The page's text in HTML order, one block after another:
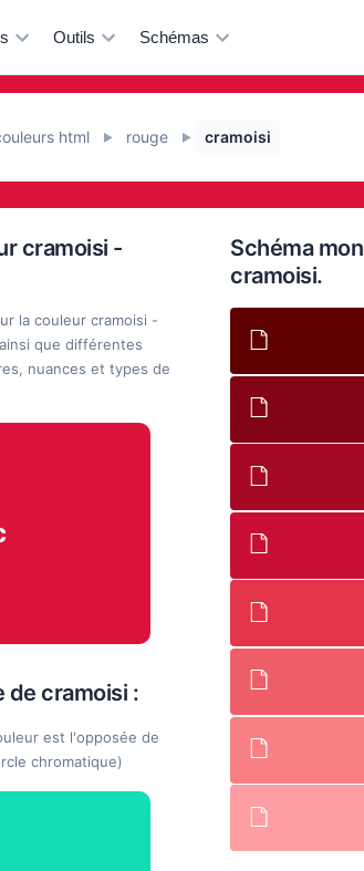
Outils Schémas
html ► rouge ► cramoisi
cramoisi -
la couleur cramoisi -
que différentes
nuances et types de
de cramoisi :
est l'opposée de
chromatique)
Schéma
cramoisi.